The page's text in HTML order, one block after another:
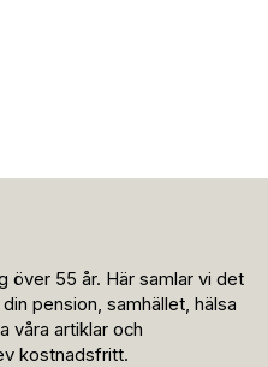
över 55 år. Här samlar vi det
pension, samhället, hälsa
våra artiklar och
kostnadsfritt.